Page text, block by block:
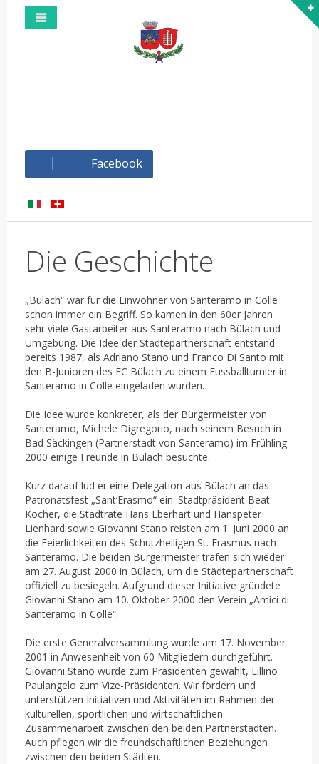
Facebook
Die Geschichte
„Bulach“ war für die Einwohner von Santeramo in Colle
schon immer ein Begriff. So kamen in den 60er Jahren
sehr viele Gastarbeiter aus Santeramo nach Bülach und
Umgebung. Die Idee der Städtepartnerschaft entstand
bereits 1987, als Adriano Stano und Franco Di Santo mit
den B-Junioren des FC Bülach zu einem Fussballturnier in
Santeramo in Colle eingeladen wurden.
Die Idee wurde konkreter, als der Bürgermeister von
Santeramo, Michele Digregorio, nach seinem Besuch in
Bad Säckingen (Partnerstadt von Santeramo) im Frühling
2000 einige Freunde in Bülach besuchte.
Kurz darauf lud er eine Delegation aus Bülach an das
Patronatsfest „Sant‘Erasmo“ ein. Stadtpräsident Beat
Kocher, die Stadträte Hans Eberhart und Hanspeter
Lienhard sowie Giovanni Stano reisten am 1. Juni 2000 an
die Feierlichkeiten des Schutzheiligen St. Erasmus nach
Santeramo. Die beiden Bürgermeister trafen sich wieder
am 27. August 2000 in Bülach, um die Städtepartnerschaft
offiziell zu besiegeln. Aufgrund dieser Initiative gründete
Giovanni Stano am 10. Oktober 2000 den Verein „Amici di
Santeramo in Colle“.
Die erste Generalversammlung wurde am 17. November
2001 in Anwesenheit von 60 Mitgliedern durchgeführt.
Giovanni Stano wurde zum Präsidenten gewählt, Lillino
Paulangelo zum Vize-Präsidenten. Wir fördern und
unterstützen Initiativen und Aktivitäten im Rahmen der
kulturellen, sportlichen und wirtschaftlichen
Zusammenarbeit zwischen den beiden Partnerstädten.
Auch pflegen wir die freundschaftlichen Beziehungen
zwischen den beiden Städten.